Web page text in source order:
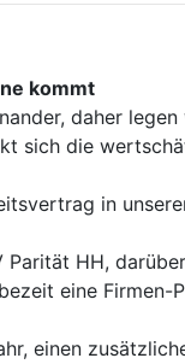
kommt
daher
sich die
in
HH,
eine Firmen-
einen